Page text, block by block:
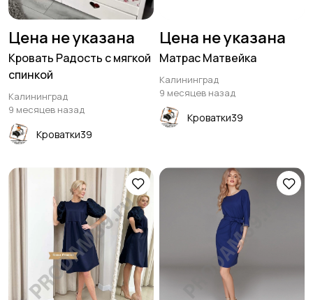
Цена не указана
Кровать Радость с мягкой
спинкой
Калининград
9 месяцев назад
Кроватки39
Цена не указана
Матрас Матвейка
Калининград
9 месяцев назад
Кроватки39